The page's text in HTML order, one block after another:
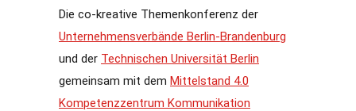
Die co-kreative Themenkonferenz der
Unternehmensverbände Berlin-Brandenburg
und der Technischen Universität Berlin
gemeinsam mit dem Mittelstand 4.0
Kompetenzzentrum Kommunikation